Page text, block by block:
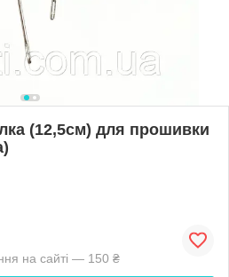
(12,5см) для прошивки
на сайті — 150 ₴